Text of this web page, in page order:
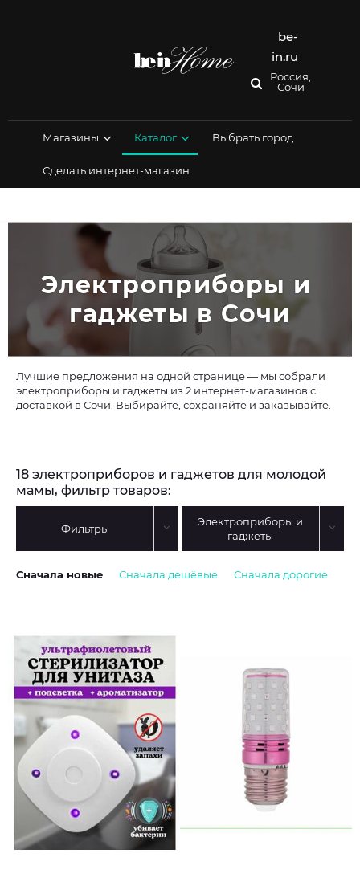
be-
in.ru
Россия,
Сочи
Магазины Каталог Выбрать город
Сделать интернет-магазин
Электроприборы и
гаджеты в Сочи
Лучшие предложения на одной странице — мы собрали
электроприборы и гаджеты из 2 интернет-магазинов с
доставкой в Сочи. Выбирайте, сохраняйте и заказывайте.
18 электроприборов и гаджетов для молодой
мамы, фильтр товаров:
Фильтры
Электроприборы и
гаджеты
Сначала новые Сначала дешёвые Сначала дорогие